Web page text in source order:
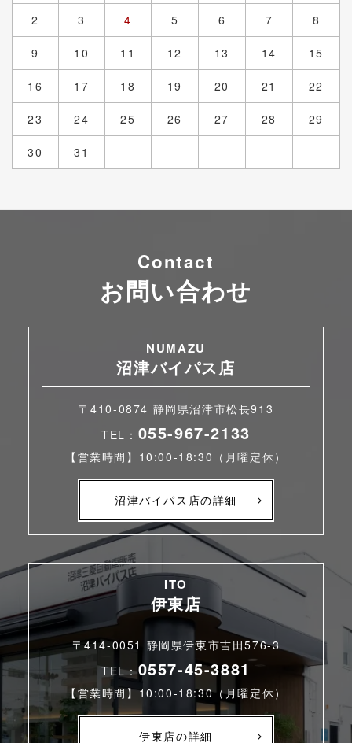
2 3 4 5 6 7 8
9 10 11 12 13 14 15
16 17 18 19 20 21 22
23 24 25 26 27 28 29
30 31
Contact
お問い合わせ
NUMAZU
沼津バイパス店
〒410-0874 静岡県沼津市松長913
TEL： 055-967-2133
【営業時間】10:00-18:30（月曜定休）
沼津バイパス店の詳細
ITO
伊東店
〒414-0051 静岡県伊東市吉田576-3
TEL：0557-45-3881
【営業時間】10:00-18:30（月曜定休）
伊東店の詳細